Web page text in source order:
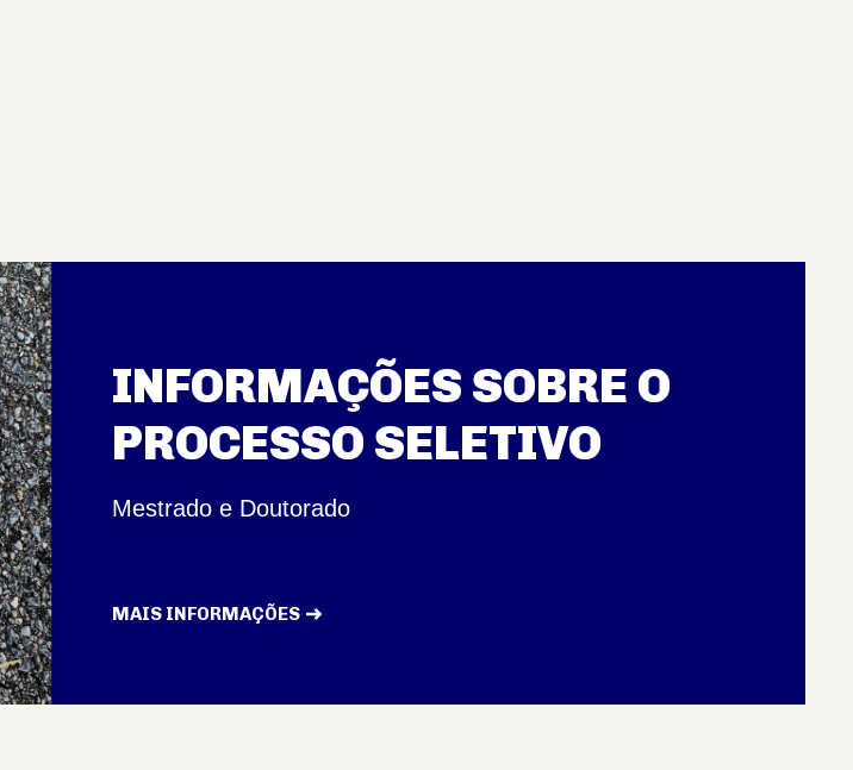
INFORMAÇÕES SOBRE O
PROCESSO SELETIVO
Mestrado e Doutorado
MAIS INFORMAÇÕES